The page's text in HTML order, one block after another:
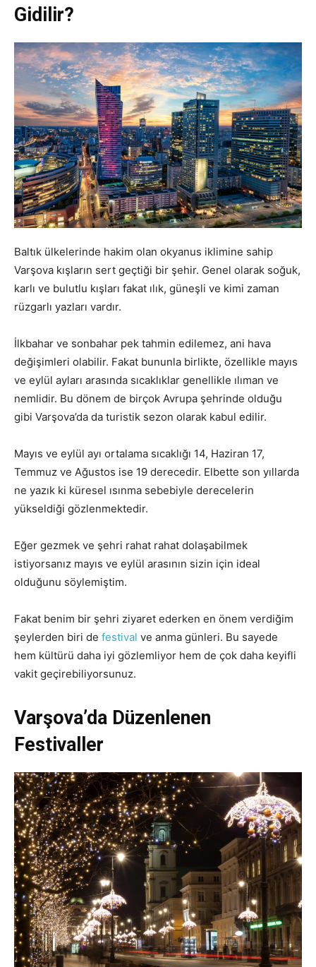
Gidilir?
Baltık ülkelerinde hakim olan okyanus iklimine sahip
Varşova kışların sert geçtiği bir şehir. Genel olarak soğuk,
karlı ve bulutlu kışları fakat ılık, güneşli ve kimi zaman
rüzgarlı yazları vardır.
İlkbahar ve sonbahar pek tahmin edilemez, ani hava
değişimleri olabilir. Fakat bununla birlikte, özellikle mayıs
ve eylül ayları arasında sıcaklıklar genellikle ılıman ve
nemlidir. Bu dönem de birçok Avrupa şehrinde olduğu
gibi Varşova’da da turistik sezon olarak kabul edilir.
Mayıs ve eylül ayı ortalama sıcaklığı 14, Haziran 17,
Temmuz ve Ağustos ise 19 derecedir. Elbette son yıllarda
ne yazık ki küresel ısınma sebebiyle derecelerin
yükseldiği gözlenmektedir.
Eğer gezmek ve şehri rahat rahat dolaşabilmek
istiyorsanız mayıs ve eylül arasının sizin için ideal
olduğunu söylemiştim.
Fakat benim bir şehri ziyaret ederken en önem verdiğim
şeylerden biri de festival ve anma günleri. Bu sayede
hem kültürü daha iyi gözlemliyor hem de çok daha keyifli
vakit geçirebiliyorsunuz.
Varşova’da Düzenlenen
Festivaller